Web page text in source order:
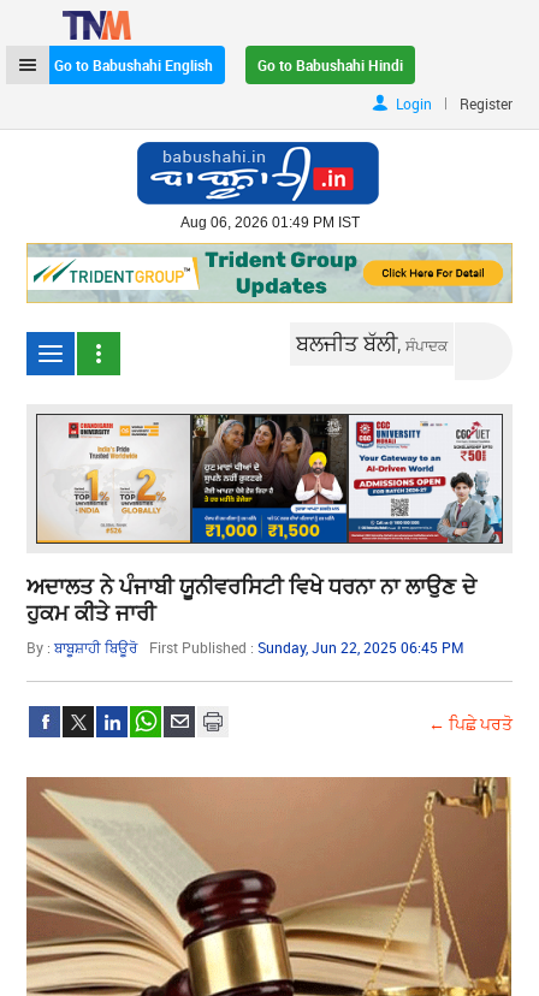
Go to Babushahi English
Go to Babushahi Hindi
Login
| Register
Aug 06, 2026 01:49 PM IST
ਬਲਜੀਤ ਬੱਲੀ,ਸੰਪਾਦਕ
ਅਦਾਲਤ ਨੇ ਪੰਜਾਬੀ ਯੂਨੀਵਰਸਿਟੀ ਵਿਖੇ ਧਰਨਾ ਨਾ ਲਾਉਣ ਦੇ
ਹੁਕਮ ਕੀਤੇ ਜਾਰੀ
By :ਬਾਬੂਸ਼ਾਹੀ ਬਿਊਰੋ First Published :Sunday, Jun 22, 2025 06:45 PM
← ਪਿਛੇ ਪਰਤੋ